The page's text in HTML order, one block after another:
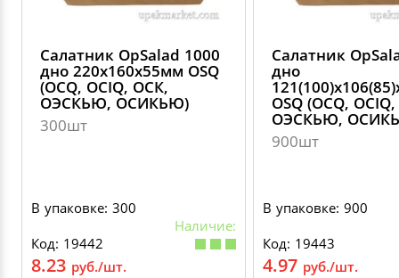
Салатник OpSalad 1000
дно 220х160х55мм OSQ
(OCQ, OCIQ, ОСК,
ОЭСКЬЮ, ОСИКЬЮ)
300шт
В упаковке: 300
Наличие:
Код: 19442
8.23 руб./шт.
Салатник
дно
OSQ (OCQ,
ОЭСКЬЮ,
900шт
В упаковке: 900
Код: 19443
4.97 руб./шт.